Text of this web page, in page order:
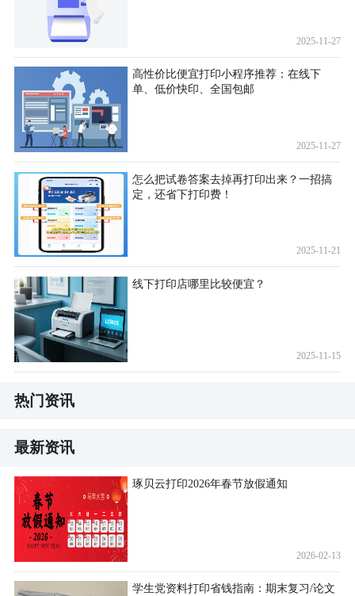
2025-11-27
高性价比便宜打印小程序推荐：在线下
单、低价快印、全国包邮
2025-11-27
怎么把试卷答案去掉再打印出来？一招搞
定，还省下打印费！
2025-11-21
线下打印店哪里比较便宜？
2025-11-15
热门资讯
最新资讯
琢贝云打印2026年春节放假通知
2026-02-13
学生党资料打印省钱指南：期末复习/论文